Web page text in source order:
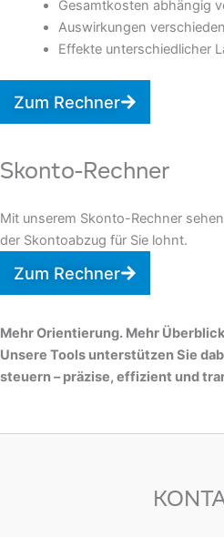
Gesamtkosten abhängig
Auswirkungen
Effekte unterschiedlicher
Zum Rechner
Skonto-Rechner
Mit unserem Skonto-Rechner
der Skontoabzug für Sie lohnt.
Zum Rechner
Mehr Orientierung. Mehr
Unsere Tools unterstützen Sie
steuern – präzise, effizient und